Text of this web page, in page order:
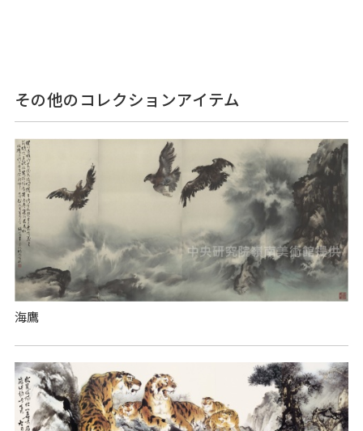
その他のコレクションアイテム
海鷹